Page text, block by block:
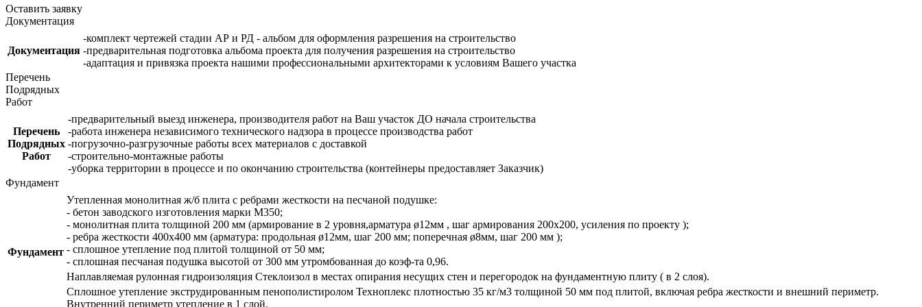
Оставить заявку
Документация
Документация
-комплект чертежей стадии АР и РД - альбом для оформления разрешения на строительство
-предварительная подготовка альбома проекта для получения разрешения на строительство
-адаптация и привязка проекта нашими профессиональными архитекторами к условиям Вашего участка
Перечень
Подрядных
Работ
Перечень
Подрядных
Работ
-предварительный выезд инженера, производителя работ на Ваш участок ДО начала строительства
-работа инженера независимого технического надзора в процессе производства работ
-погрузочно-разгрузочные работы всех материалов с доставкой
-строительно-монтажные работы
-уборка территории в процессе и по окончанию строительства (контейнеры предоставляет Заказчик)
Фундамент
Фундамент
Утепленная монолитная ж/б плита с ребрами жесткости на песчаной подушке:
- бетон заводского изготовления марки М350;
- монолитная плита толщиной 200 мм (армирование в 2 уровня,арматура ø12мм , шаг армирования 200х200, усиления по проекту );
- ребра жесткости 400х400 мм (арматура: продольная ø12мм, шаг 200 мм; поперечная ø8мм, шаг 200 мм );
- сплошное утепление под плитой толщиной от 50 мм;
- сплошная песчаная подушка высотой от 300 мм утромбованная до коэф-та 0,96.
Наплавляемая рулонная гидроизоляция Стеклоизол в местах опирания несущих стен и перегородок на фундаментную плиту ( в 2 слоя).
Сплошное утепление экструдированным пенополистиролом Техноплекс плотностью 35 кг/м3 толщиной 50 мм под плитой, включая ребра жесткости и внешний периметр.
Внутренний периметр утепление в 1 слой.